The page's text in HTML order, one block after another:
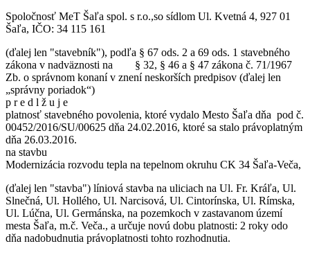
Spoločnosť MeT Šaľa spol. s r.o.,so sídlom Ul. Kvetná 4, 927 01
Šaľa, IČO: 34 115 161
(ďalej len "stavebník"), podľa § 67 ods. 2 a 69 ods. 1 stavebného
zákona v nadväznosti na § 32, § 46 a § 47 zákona č. 71/1967
Zb. o správnom konaní v znení neskorších predpisov (ďalej len
„správny poriadok“)
p r e d l ž u j e
platnosť stavebného povolenia, ktoré vydalo Mesto Šaľa dňa pod č.
00452/2016/SU/00625 dňa 24.02.2016, ktoré sa stalo právoplatným
dňa 26.03.2016.
na stavbu
Modernizácia rozvodu tepla na tepelnom okruhu CK 34 Šaľa-Veča,
(ďalej len "stavba") líniová stavba na uliciach na Ul. Fr. Kráľa, Ul.
Slnečná, Ul. Hollého, Ul. Narcisová, Ul. Cintorínska, Ul. Rímska,
Ul. Lúčna, Ul. Germánska, na pozemkoch v zastavanom území
mesta Šaľa, m.č. Veča., a určuje novú dobu platnosti: 2 roky odo
dňa nadobudnutia právoplatnosti tohto rozhodnutia.